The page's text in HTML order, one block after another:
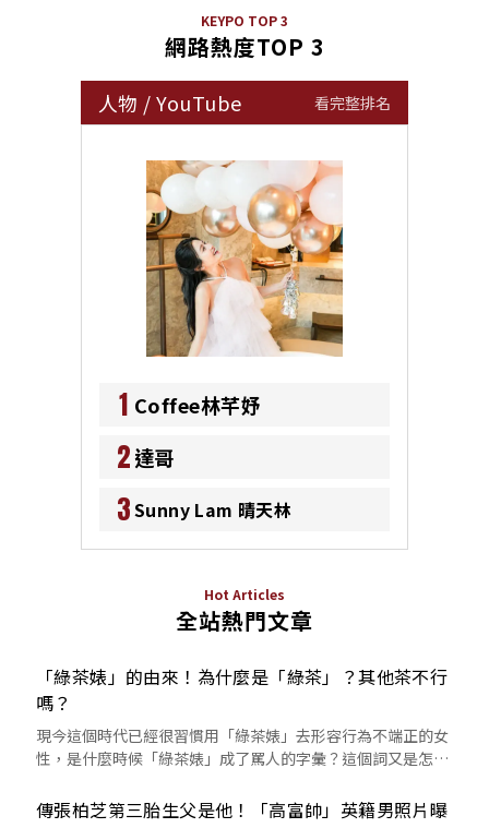
KEYPO TOP 3
網路熱度TOP 3
人物 /YouTube 看完整排名
1 Coffee林芊妤
2達哥
3Sunny Lam 晴天林
Hot Articles
全站熱門文章
「綠茶婊」的由來！為什麼是「綠茶」？其他茶不行
嗎？
現今這個時代已經很習慣用「綠茶婊」去形容行為不端正的女
性，是什麼時候「綠茶婊」成了罵人的字彙？這個詞又是怎麼
傳張柏芝第三胎生父是他！「高富帥」英籍男照片曝